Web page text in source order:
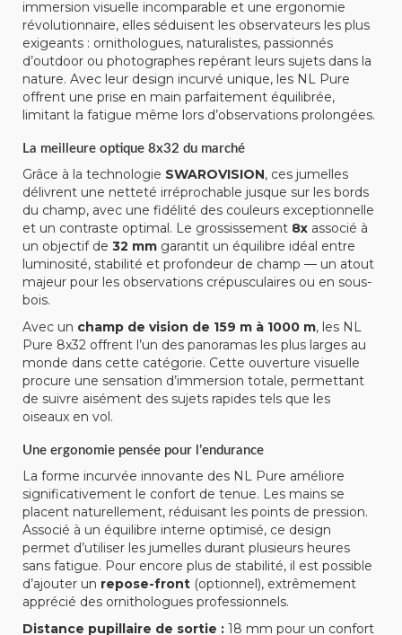
immersion visuelle incomparable et une ergonomie
révolutionnaire, elles séduisent les observateurs les plus
exigeants : ornithologues, naturalistes, passionnés
d’outdoor ou photographes repérant leurs sujets dans la
nature. Avec leur design incurvé unique, les NL Pure
offrent une prise en main parfaitement équilibrée,
limitant la fatigue même lors d’observations prolongées.
La meilleure optique 8x32 du marché
Grâce à la technologie SWAROVISION, ces jumelles
délivrent une netteté irréprochable jusque sur les bords
du champ, avec une fidélité des couleurs exceptionnelle
et un contraste optimal. Le grossissement 8x associé à
un objectif de 32 mm garantit un équilibre idéal entre
luminosité, stabilité et profondeur de champ — un atout
majeur pour les observations crépusculaires ou en sous-
bois.
Avec un champ de vision de 159 m à 1000 m, les NL
Pure 8x32 offrent l’un des panoramas les plus larges au
monde dans cette catégorie. Cette ouverture visuelle
procure une sensation d’immersion totale, permettant
de suivre aisément des sujets rapides tels que les
oiseaux en vol.
Une ergonomie pensée pour l’endurance
La forme incurvée innovante des NL Pure améliore
significativement le confort de tenue. Les mains se
placent naturellement, réduisant les points de pression.
Associé à un équilibre interne optimisé, ce design
permet d’utiliser les jumelles durant plusieurs heures
sans fatigue. Pour encore plus de stabilité, il est possible
d’ajouter un repose-front (optionnel), extrêmement
apprécié des ornithologues professionnels.
Distance pupillaire de sortie : 18 mm pour un confort